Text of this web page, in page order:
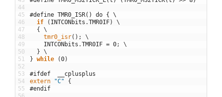
44
45
46
47
48
49
50
51
52
53
54
55
#define TMR0_ISR() do { \
if
( INTCONbits .TMR0IF)
\
{ \
tmr0_isr( ) ;
\
INTCONbits .TMR0IF = 0;
\
} \
} while (0)
#ifdef	__cplusplus
extern
"C"
{
#endif